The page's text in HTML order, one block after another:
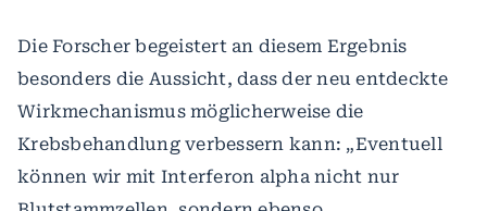
Die Forscher begeistert an diesem Ergebnis
besonders die Aussicht, dass der neu entdeckte
Wirkmechanismus möglicherweise die
Krebsbehandlung verbessern kann: „Eventuell
können wir mit Interferon alpha nicht nur